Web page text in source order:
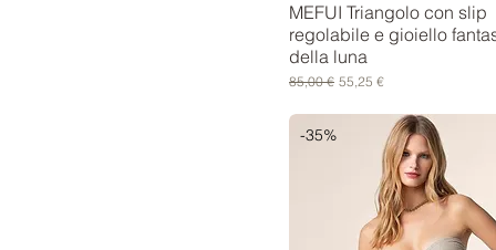
MEFUI Triangolo con slip
regolabile e gioiello
della luna
Prezzo regolare
85,00 € Prezzo scontato
55,25 €
-35%